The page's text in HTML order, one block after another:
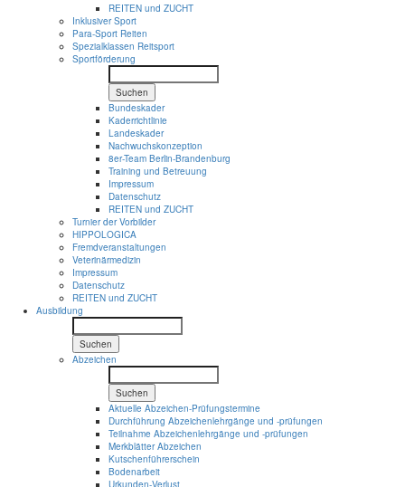
REITEN und ZUCHT
Inklusiver Sport
Para-Sport Reiten
Spezialklassen Reitsport
Sportförderung
Suchen
Bundeskader
Kaderrichtlinie
Landeskader
Nachwuchskonzeption
8er-Team Berlin-Brandenburg
Training und Betreuung
Impressum
Datenschutz
REITEN und ZUCHT
Turnier der Vorbilder
HIPPOLOGICA
Fremdveranstaltungen
Veterinärmedizin
Impressum
Datenschutz
REITEN und ZUCHT
Ausbildung
Suchen
Abzeichen
Suchen
Aktuelle Abzeichen-Prüfungstermine
Durchführung Abzeichenlehrgänge und -prüfungen
Teilnahme Abzeichenlehrgänge und -prüfungen
Merkblätter Abzeichen
Kutschenführerschein
Bodenarbeit